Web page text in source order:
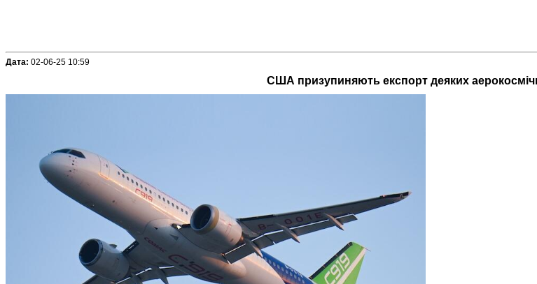
Дата: 02-06-25 10:59
США призупиняють експорт деяких